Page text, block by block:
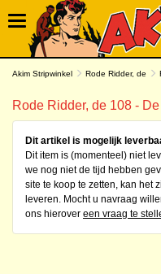
Akim Stripwinkel Rode Ridder, de
Rode Ridder, de 108 -
Dit artikel is mogelijk
Dit item is (momenteel) niet
we nog niet de tijd hebben
site te koop te zetten, kan het
leveren. Mocht u navraag
ons hierover een vraag te